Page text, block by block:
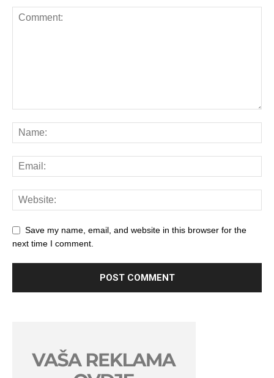
Save my name, email, and website in this browser for the
next time I comment.